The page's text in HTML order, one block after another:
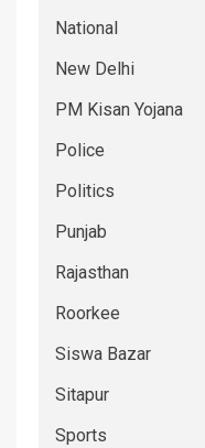
National
New Delhi
PM Kisan Yojana
Police
Politics
Punjab
Rajasthan
Roorkee
Siswa Bazar
Sitapur
Sports